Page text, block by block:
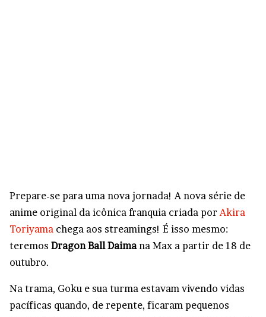
Prepare-se para uma nova jornada! A nova série de
anime original da icônica franquia criada por Akira
Toriyama chega aos streamings! É isso mesmo:
teremos Dragon Ball Daimana Max a partir de 18 de
outubro.
Na trama, Goku e sua turma estavam vivendo vidas
pacíficas quando, de repente, ficaram pequenos